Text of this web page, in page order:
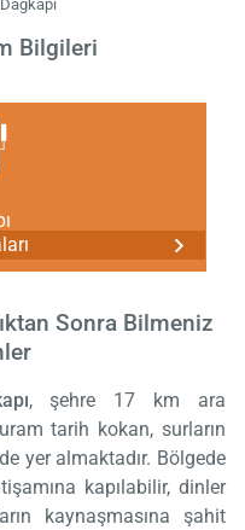
Dağkapı
Bilgileri
Sonra Bilmeniz
, şehre 17 km ara
tarih kokan, surların
yer almaktadır. Bölgede
kapılabilir, dinler
kaynaşmasına şahit